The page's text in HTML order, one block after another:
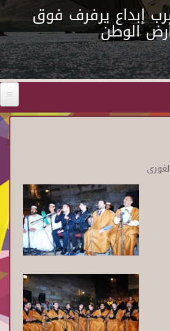
إبداع يرفرف فوق
الوطن